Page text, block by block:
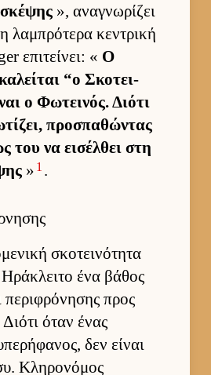
», αναγνωρίζει
λαμπρότερα κεντρική
επιτεί­νει: « Ο
“ο Σκοτει­
ο Φωτει­νός. Διότι
προσπαθώντας
του να ει­σέλ­θει στη
» 1 .
σκοτει­νότητα
ένα βάθος
περιφρόνησης προς
όταν ένας
δεν εί­ναι
Κληρονόμος